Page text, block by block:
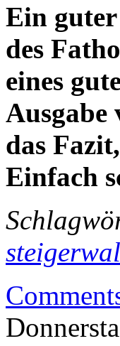
Ein
des
eines
Ausgabe
das
Einfach